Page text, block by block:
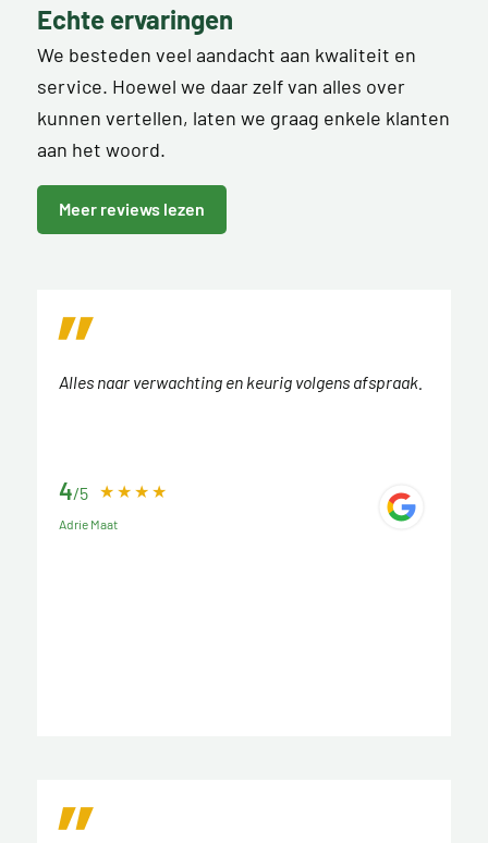
Echte ervaringen
We besteden veel aandacht aan kwaliteit en
service. Hoewel we daar zelf van alles over
kunnen vertellen, laten we graag enkele klanten
aan het woord.
Meer reviews lezen
Alles naar verwachting en keurig volgens afspraak.
4/5
Adrie Maat